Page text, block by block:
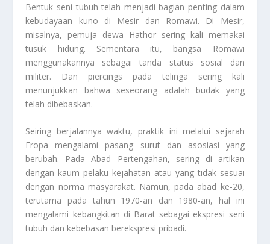
Bentuk seni tubuh telah menjadi bagian penting dalam
kebudayaan kuno di Mesir dan Romawi. Di Mesir,
misalnya, pemuja dewa Hathor sering kali memakai
tusuk hidung. Sementara itu, bangsa Romawi
menggunakannya sebagai tanda status sosial dan
militer. Dan piercings pada telinga sering kali
menunjukkan bahwa seseorang adalah budak yang
telah dibebaskan.
Seiring berjalannya waktu, praktik ini melalui sejarah
Eropa mengalami pasang surut dan asosiasi yang
berubah. Pada Abad Pertengahan, sering di artikan
dengan kaum pelaku kejahatan atau yang tidak sesuai
dengan norma masyarakat. Namun, pada abad ke-20,
terutama pada tahun 1970-an dan 1980-an, hal ini
mengalami kebangkitan di Barat sebagai ekspresi seni
tubuh dan kebebasan berekspresi pribadi.